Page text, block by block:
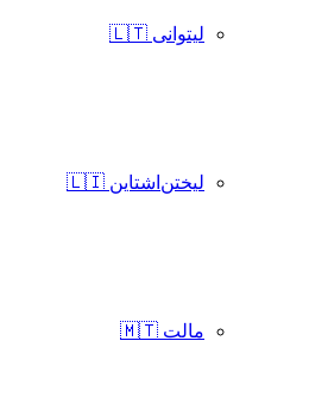
لیتوانی 🇱🇹
لیختن‌اشتاین 🇱🇮
مالت 🇲🇹